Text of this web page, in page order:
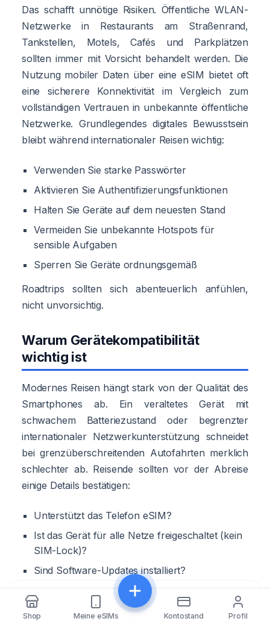
Das schafft unnötige Risiken. Öffentliche WLAN-
Netzwerke in Restaurants am Straßenrand,
Tankstellen, Motels, Cafés und Parkplätzen
sollten immer mit Vorsicht behandelt werden. Die
Nutzung mobiler Daten über eine eSIM bietet oft
eine sicherere Konnektivität im Vergleich zum
vollständigen Vertrauen in unbekannte öffentliche
Netzwerke. Grundlegendes digitales Bewusstsein
bleibt während internationaler Reisen wichtig:
Verwenden Sie starke Passwörter
Aktivieren Sie Authentifizierungsfunktionen
Halten Sie Geräte auf dem neuesten Stand
Vermeiden Sie unbekannte Hotspots für
sensible Aufgaben
Sperren Sie Geräte ordnungsgemäß
Roadtrips sollten sich abenteuerlich anfühlen,
nicht unvorsichtig.
Warum Gerätekompatibilität
wichtig ist
Modernes Reisen hängt stark von der Qualität des
Smartphones ab. Ein veraltetes Gerät mit
schwachem Batteriezustand oder begrenzter
internationaler Netzwerkunterstützung schneidet
bei grenzüberschreitenden Autofahrten merklich
schlechter ab. Reisende sollten vor der Abreise
einige Details bestätigen:
Unterstützt das Telefon eSIM?
Ist das Gerät für alle Netze freigeschaltet (kein
SIM-Lock)?
Sind Software-Updates installiert?
Bleibt die Batterie bei langen
Navigationssitzungen zuverlässig?
Shop Meine eSIMs Kontostand Profil